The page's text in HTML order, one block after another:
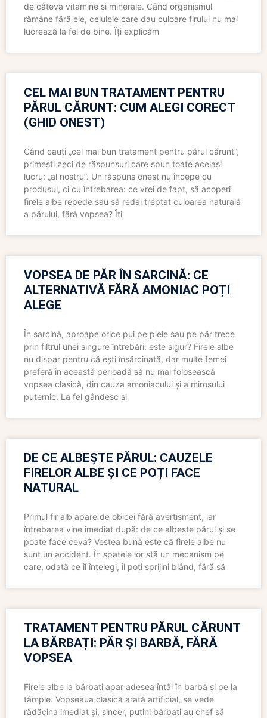
de câteva vitamine și minerale. Când organismul
rămâne fără ele, celulele care dau culoare firului nu mai
lucrează la fel de bine. Îți explicăm
CEL MAI BUN TRATAMENT PENTRU
PĂRUL CĂRUNT: CUM ALEGI CORECT
(GHID ONEST)
Când cauți „cel mai bun tratament pentru părul cărunt”,
primești zeci de răspunsuri care spun toate același
lucru: „al nostru”. Un răspuns onest nu începe cu
produsul, ci cu întrebarea: ce vrei de fapt, să acoperi
firele albe repede sau să redai treptat culoarea naturală
a părului, fără vopsea? Îți
VOPSEA DE PĂR ÎN SARCINĂ: CE
ALTERNATIVĂ FĂRĂ AMONIAC POȚI
ALEGE
În sarcină, aproape orice pui pe piele sau pe păr trece
prin filtrul unei singure întrebări: este sigur? Firele albe
nu dispar pentru că ești însărcinată, dar multe femei
preferă în această perioadă să nu mai folosească
vopsea clasică, din cauza amoniacului și a mirosului
puternic. La fel gândesc și
DE CE ALBEȘTE PĂRUL: CAUZELE
FIRELOR ALBE ȘI CE POȚI FACE
NATURAL
Primul fir alb apare de obicei fără avertisment, iar
întrebarea vine imediat după: de ce albește părul și se
poate face ceva? Vestea bună este că firele albe nu
sunt un accident. În spatele lor stă un mecanism pe
care, odată ce îl înțelegi, îl poți sprijini blând, fără să
TRATAMENT PENTRU PĂRUL CĂRUNT
LA BĂRBAȚI: PĂR ȘI BARBĂ, FĂRĂ
VOPSEA
Firele albe la bărbați apar adesea întâi în barbă și pe la
tâmple. Vopseaua clasică arată artificial, se vede
rădăcina imediat și, sincer, puțini bărbați au chef să